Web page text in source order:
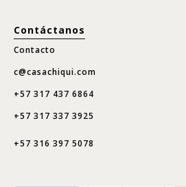
Contáctanos
Contacto
c@casachiqui.com
+57 317 437 6864
+57 317 337 3925
+57 316 397 5078